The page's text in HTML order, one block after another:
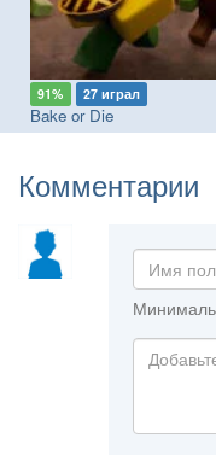
91% 27 играл
Bake or Die
Комментарии